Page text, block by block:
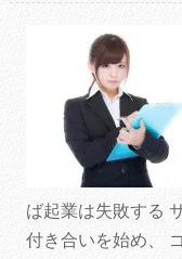
ば起業は失敗する
付き合いを始め、